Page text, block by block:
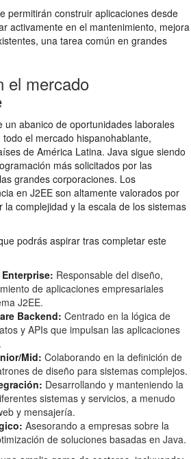
permitirán construir aplicaciones desde
activamente en el mantenimiento, mejora
una tarea común en grandes
el mercado
un abanico de oportunidades laborales
el mercado hispanohablante,
de América Latina. Java sigue siendo
más solicitados por las
grandes corporaciones. Los
en J2EE son altamente valorados por
complejidad y la escala de los sistemas
podrás aspirar tras completar este
Responsable del diseño,
de aplicaciones empresariales
J2EE.
Backend: Centrado en la lógica de
y APIs que impulsan las aplicaciones
Mid: Colaborando en la definición de
de diseño para sistemas complejos.
Desarrollando y manteniendo la
sistemas y servicios, a menudo
y mensajería.
Asesorando a empresas sobre la
de soluciones basadas en Java.